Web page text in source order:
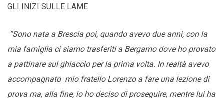
GLI INIZI SULLE LAME
“Sono nata a Brescia poi, quando avevo due anni, con la
mia famiglia ci siamo trasferiti a Bergamo dove ho provato
a pattinare sul ghiaccio per la prima volta. In realtà avevo
accompagnato mio fratello Lorenzo a fare una lezione di
prova ma, alla fine, io ho deciso di proseguire, mentre lui ha